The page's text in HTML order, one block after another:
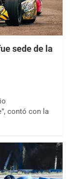
sede de la
contó con la